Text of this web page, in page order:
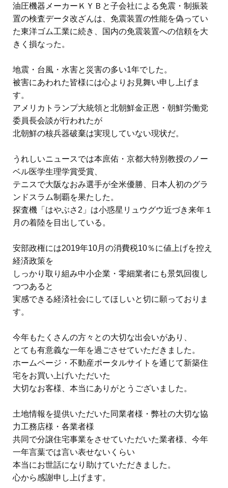
油圧機器メーカーＫＹＢと子会社による免震・制振装
置の検査データ改ざんは、免震装置の性能を偽ってい
た東洋ゴム工業に続き、国内の免震装置への信頼を大
きく損なった。
地震・台風・水害と災害の多い1年でした。
被害にあわれた皆様には心よりお見舞い申し上げま
す。
アメリカトランプ大統領と北朝鮮金正恩・朝鮮労働党
委員長会談が行われたが
北朝鮮の核兵器破棄は実現していない現状だ。
うれしいニュースでは本庶佑・京都大特別教授のノー
ベル医学生理学賞受賞、
テニスで大阪なおみ選手が全米優勝、日本人初のグラ
ンドスラム制覇を果たした。
探査機「はやぶさ2」は小惑星リュウグウ近づき来年１
月の着陸を目出している。
安部政権には2019年10月の消費税10％に値上げを控え
経済政策を
しっかり取り組み中小企業・零細業者にも景気回復し
つつあると
実感できる経済社会にしてほしいと切に願っておりま
す。
今年もたくさんの方々との大切な出会いがあり、
とても有意義な一年を過ごさせていただきました。
ホームページ・不動産ポータルサイトを通じて新築住
宅をお買い上げいただいた
大切なお客様、本当にありがとうございました。
土地情報を提供いただいた同業者様・弊社の大切な協
力工務店様・各業者様
共同で分譲住宅事業をさせていただいた業者様、今年
一年言葉では言い表せないくらい
本当にお世話になり助けていただきました。
心から感謝申し上げます。